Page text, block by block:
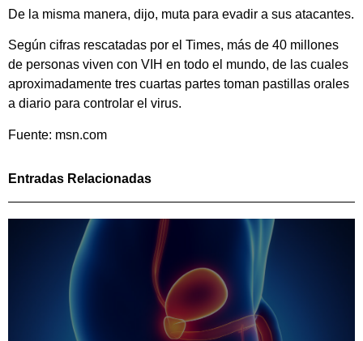
De la misma manera, dijo, muta para evadir a sus atacantes.
Según cifras rescatadas por el Times, más de 40 millones
de personas viven con VIH en todo el mundo, de las cuales
aproximadamente tres cuartas partes toman pastillas orales
a diario para controlar el virus.
Fuente: msn.com
Entradas Relacionadas